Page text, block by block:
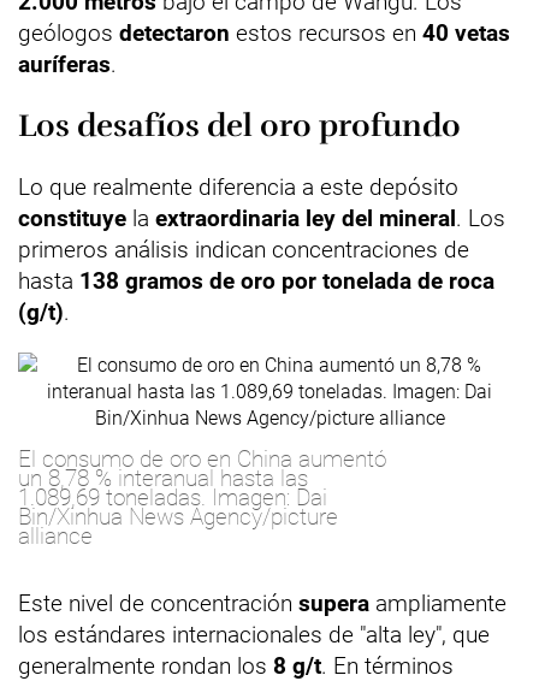
geólogos detectaron estos recursos en 40 vetas
auríferas.
Los desafíos del oro profundo
Lo que realmente diferencia a este depósito
constituye la extraordinaria ley del mineral. Los
primeros análisis indican concentraciones de
hasta 138 gramos de oro por tonelada de roca
(g/t).
El consumo de oro en China aumentó
un 8,78 % interanual hasta las
1.089,69 toneladas. Imagen: Dai
Bin/Xinhua News Agency/picture
alliance
Este nivel de concentración supera ampliamente
los estándares internacionales de "alta ley", que
generalmente rondan los 8 g/t. En términos